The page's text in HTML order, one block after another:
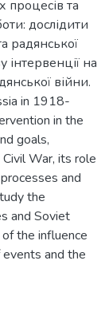
процесів та
дослідити
радянської
інтервенції на
війни.
in 1918-
in the
goals,
War, its role
and
the
and Soviet
the influence
and the